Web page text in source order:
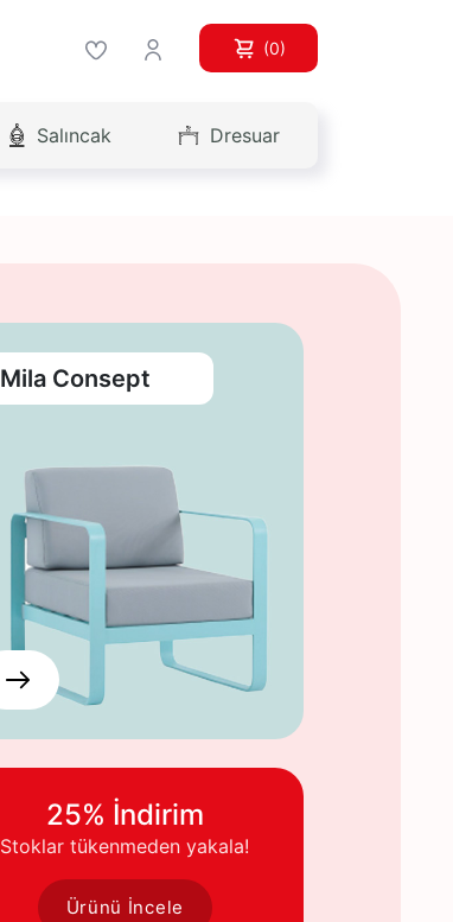
(0)
Salıncak Dresuar
Mila Consept
25% İndirim
Stoklar tükenmeden yakala!
Ürünü İncele